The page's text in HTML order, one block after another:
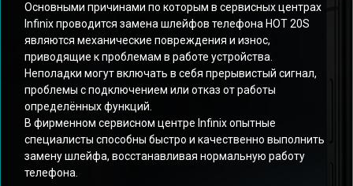
Основными причинами по которым в сервисных центрах
Infinix проводится замена шлейфов телефона HOT 20S
являются механические повреждения и износ,
приводящие к проблемам в работе устройства.
Неполадки могут включать в себя прерывистый сигнал,
проблемы с подключением или отказ от работы
определённых функций.
В фирменном сервисном центре Infinix опытные
специалисты способны быстро и качественно выполнить
замену шлейфа, восстанавливая нормальную работу
телефона.